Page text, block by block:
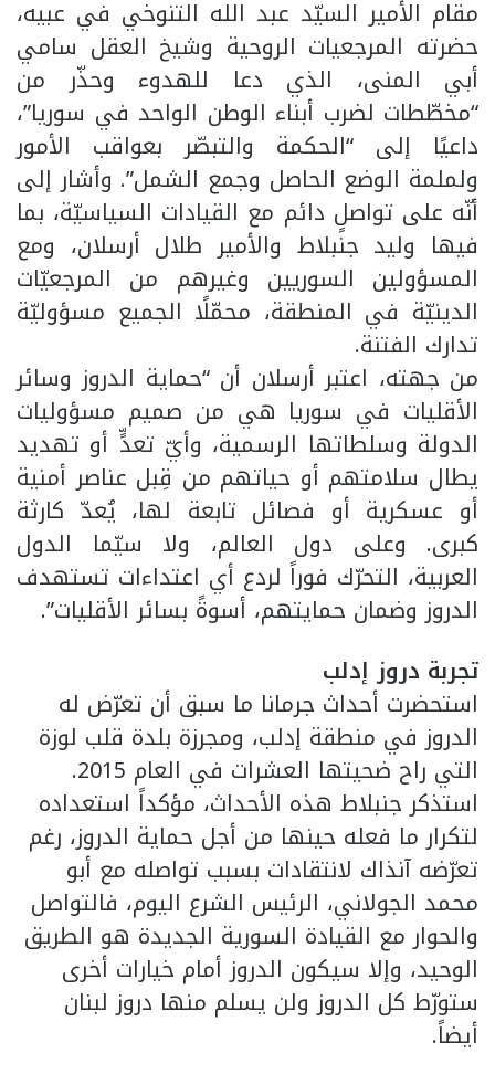
مقام الأمير السيّد عبد الله التنوخي في عبيه،
حضرته المرجعيات الروحية وشيخ العقل سامي
أبي المنى، الذي دعا للهدوء وحذّر من
“مخطّطات لضرب أبناء الوطن الواحد في سوريا”،
داعيًا إلى “الحكمة والتبصّر بعواقب الأمور
ولملمة الوضع الحاصل وجمع الشمل”. وأشار إلى
أنّه على تواصلٍ دائم مع القيادات السياسيّة، بما
فيها وليد جنبلاط والأمير طلال أرسلان، ومع
المسؤولين السوريين وغيرهم من المرجعيّات
الدينيّة في المنطقة، محمّلًا الجميع مسؤوليّة
تدارك الفتنة.
من جهته، اعتبر أرسلان أن “حماية الدروز وسائر
الأقليات في سوريا هي من صميم مسؤوليات
الدولة وسلطاتها الرسمية، وأيّ تعدٍّ أو تهديد
يطال سلامتهم أو حياتهم من قِبل عناصر أمنية
أو عسكرية أو فصائل تابعة لها، يُعدّ كارثة
كبرى. وعلى دول العالم، ولا سيّما الدول
العربية، التحرّك فوراً لردع أي اعتداءات تستهدف
الدروز وضمان حمايتهم، أسوةً بسائر الأقليات”.
تجربة دروز إدلب
استحضرت أحداث جرمانا ما سبق أن تعرّض له
الدروز في منطقة إدلب، ومجرزة بلدة قلب لوزة
التي راح ضحيتها العشرات في العام 2015.
استذكر جنبلاط هذه الأحداث، مؤكداً استعداده
لتكرار ما فعله حينها من أجل حماية الدروز، رغم
تعرّضه آنذاك لانتقادات بسبب تواصله مع أبو
محمد الجولاني، الرئيس الشرع اليوم، فالتواصل
والحوار مع القيادة السورية الجديدة هو الطريق
الوحيد، وإلا سيكون الدروز أمام خيارات أخرى
ستورّط كل الدروز ولن يسلم منها دروز لبنان
أيضاً.